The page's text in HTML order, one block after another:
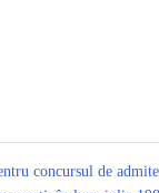
concursul de